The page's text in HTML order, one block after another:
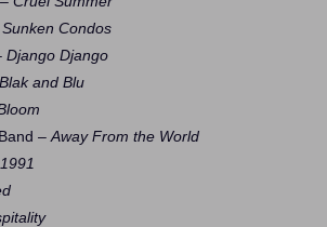
Sunken Condos
Django Django
Blak and Blu
–Away From the World
1991